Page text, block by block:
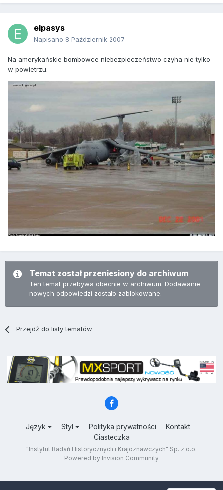
elpasys
Napisano 8 Październik 2007
Na amerykańskie bombowce niebezpieczeństwo czyha nie tylko
w powietrzu.
Temat został przeniesiony do archiwum
Ten temat przebywa obecnie w archiwum. Dodawanie
nowych odpowiedzi zostało zablokowane.
Przejdź do listy tematów
Język Styl Polityka prywatności
Kontakt
Ciasteczka
"Instytut Badań Historycznych i Krajoznawczych" Sp. z o.o.
Powered by Invision Community